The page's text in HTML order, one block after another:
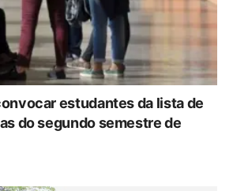
estudantes da lista de
do segundo semestre de